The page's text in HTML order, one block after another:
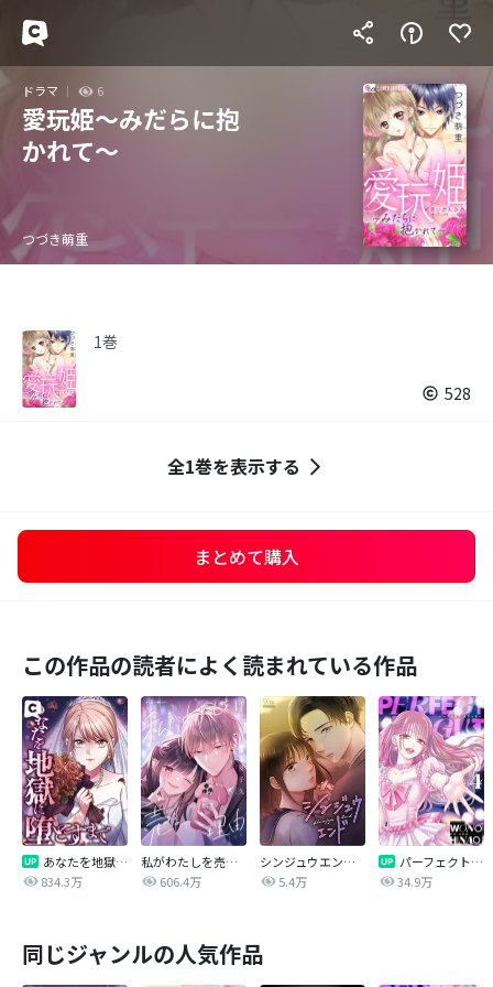
ドラマ 6
愛玩姫～みだらに抱
かれて～
つづき萌重
1巻
528
全1巻を表示する
まとめて購入
この作品の読者によく読まれている作品
あなたを地獄に堕とすまで
834.3万
私がわたしを売る理由
606.4万
シンジュウエンド【タテヨミ】
5.4万
パーフェクトグリッター
34.9万
同じジャンルの人気作品